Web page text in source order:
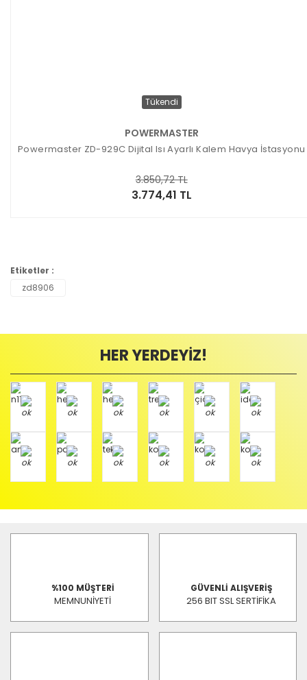
Tükendi
POWERMASTER
Powermaster ZD-929C Dijital Isı Ayarlı Kalem Havya İstasyonu
3.774,41 TL
3.850,72 TL
Etiketler :
zd8906
HER YERDEYİZ!
%100 MÜŞTERİ
MEMNUNİYETİ
GÜVENLİ ALIŞVERİŞ
256 BIT SSL SERTİFİKA